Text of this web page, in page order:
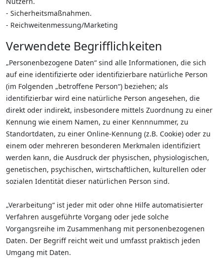
- Sicherheitsmaßnahmen.
- Reichweitenmessung/Marketing
Verwendete Begrifflichkeiten
„Personenbezogene Daten“ sind alle Informationen, die sich
auf eine identifizierte oder identifizierbare natürliche Person
(im Folgenden „betroffene Person“) beziehen; als
identifizierbar wird eine natürliche Person angesehen, die
direkt oder indirekt, insbesondere mittels Zuordnung zu einer
Kennung wie einem Namen, zu einer Kennnummer, zu
Standortdaten, zu einer Online-Kennung (z.B. Cookie) oder zu
einem oder mehreren besonderen Merkmalen identifiziert
werden kann, die Ausdruck der physischen, physiologischen,
genetischen, psychischen, wirtschaftlichen, kulturellen oder
sozialen Identität dieser natürlichen Person sind.
„Verarbeitung“ ist jeder mit oder ohne Hilfe automatisierter
Verfahren ausgeführte Vorgang oder jede solche
Vorgangsreihe im Zusammenhang mit personenbezogenen
Daten. Der Begriff reicht weit und umfasst praktisch jeden
Umgang mit Daten.